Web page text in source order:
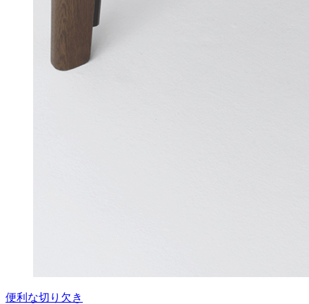
便利な切り欠き